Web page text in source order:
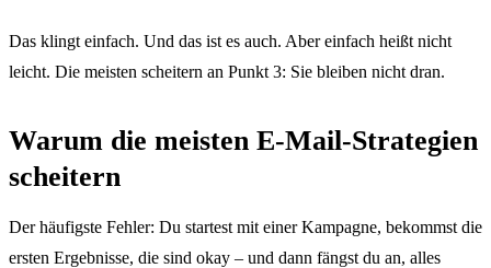
Das klingt einfach. Und das ist es auch. Aber einfach heißt nicht
leicht. Die meisten scheitern an Punkt 3: Sie bleiben nicht dran.
Warum die meisten E-Mail-Strategien
scheitern
Der häufigste Fehler: Du startest mit einer Kampagne, bekommst die
ersten Ergebnisse, die sind okay – und dann fängst du an, alles